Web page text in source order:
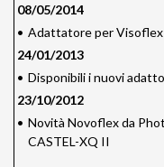
08/05/2014
• Adattatore per
24/01/2013
• Disponibili i nuovi
23/10/2012
• Novità Novoflex da
CASTEL-XQ II